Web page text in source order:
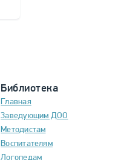
Библиотека
Главная
Заведующим ДОО
Методистам
Воспитателям
Логопедам